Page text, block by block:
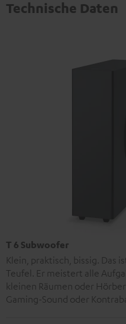
Technische Daten
T 6 Subwoofer
Klein, praktisch, bissig. Das
Teufel. Er meistert alle
kleinen Räumen oder
Gaming-Sound oder